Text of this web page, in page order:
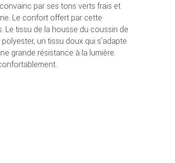
par ses tons verts frais et
Le confort offert par cette
Le tissu de la housse du coussin de
un tissu doux qui s'adapte
grande résistance à la lumière.